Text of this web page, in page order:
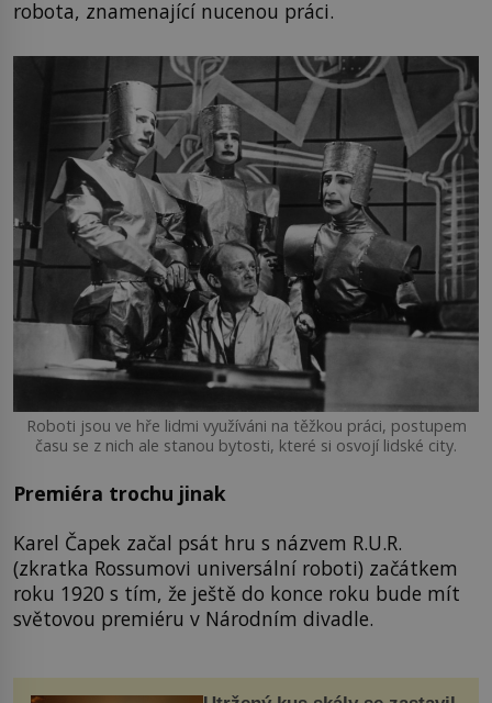
robota, znamenající nucenou práci.
Roboti jsou ve hře lidmi využíváni na těžkou práci, postupem
času se z nich ale stanou bytosti, které si osvojí lidské city.
Premiéra trochu jinak
Karel Čapek začal psát hru s názvem R.U.R.
(zkratka Rossumovi universální roboti) začátkem
roku 1920 s tím, že ještě do konce roku bude mít
světovou premiéru v Národním divadle.